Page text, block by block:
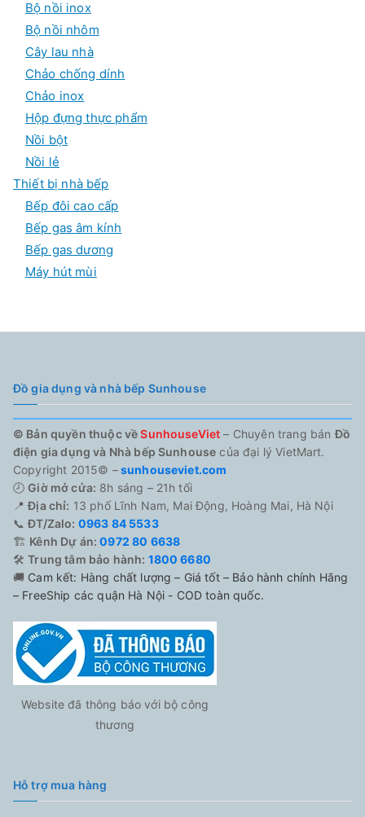
Bộ nồi inox
Bộ nồi nhôm
Cây lau nhà
Chảo chống dính
Chảo inox
Hộp đựng thực phẩm
Nồi bột
Nồi lẻ
Thiết bị nhà bếp
Bếp đôi cao cấp
Bếp gas âm kính
Bếp gas dương
Máy hút mùi
Đồ gia dụng và nhà bếp Sunhouse
© Bản quyền thuộc vềSunhouseViet – Chuyên trang bánĐồ
điện gia dụng và Nhà bếp Sunhouse của đại lý VietMart.
Copyright 2015© –sunhouseviet.com
🕗Giờ mở cửa: 8h sáng – 21h tối
📍Địa chỉ: 13 phố Lĩnh Nam, Mai Động, Hoàng Mai, Hà Nội
📞ĐT/Zalo: 0963 84 5533
🏗️ Kênh Dự án: 0972 80 6638
🛠️Trung tâm bảo hành: 1800 6680
🚚 Cam kết: Hàng chất lượng – Giá tốt – Bảo hành chính Hãng
– FreeShip các quận Hà Nội - COD toàn quốc.
Website đã thông báo với bộ công
thương
Hỗ trợ mua hàng